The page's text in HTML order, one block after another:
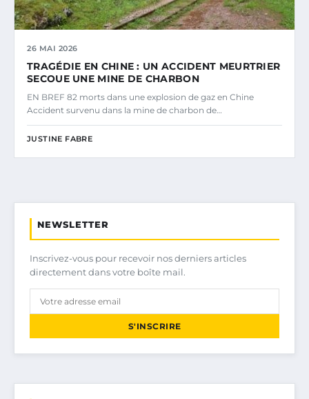
26 MAI 2026
TRAGÉDIE EN CHINE : UN ACCIDENT MEURTRIER
SECOUE UNE MINE DE CHARBON
EN BREF 82 morts dans une explosion de gaz en Chine
Accident survenu dans la mine de charbon de…
JUSTINE FABRE
NEWSLETTER
Inscrivez-vous pour recevoir nos derniers articles
directement dans votre boîte mail.
S'INSCRIRE